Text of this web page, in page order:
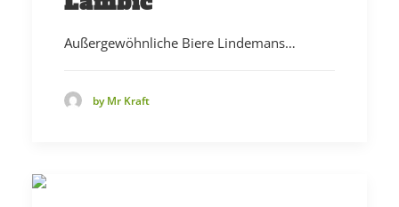
Außergewöhnliche Biere Lindemans…
by Mr Kraft